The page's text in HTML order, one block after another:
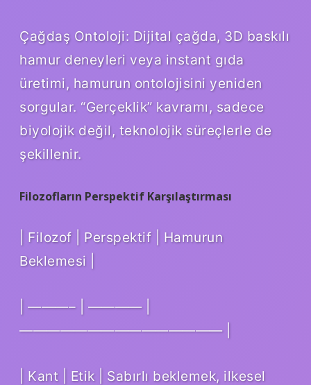
Çağdaş Ontoloji: Dijital çağda, 3D baskılı
hamur deneyleri veya instant gıda
üretimi, hamurun ontolojisini yeniden
sorgular. “Gerçeklik” kavramı, sadece
biyolojik değil, teknolojik süreçlerle de
şekillenir.
Filozofların Perspektif Karşılaştırması
| Filozof | Perspektif | Hamurun
Beklemesi |
| ———– | ———— |
——————————————— |
| Kant | Etik | Sabırlı beklemek, ilkesel